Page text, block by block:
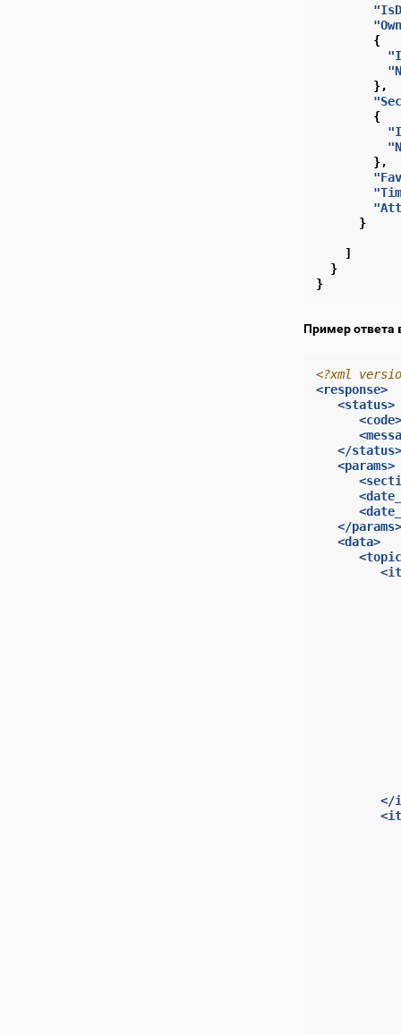
{
},
{
},
}
]
}
}
Пример ответа
<?xml
<response>
<status>
<code>
</status>
<params>
</params>
<data>
</